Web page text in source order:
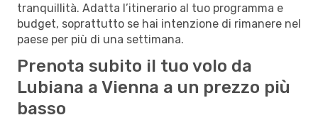
tranquillità. Adatta l’itinerario al tuo programma e
budget, soprattutto se hai intenzione di rimanere nel
paese per più di una settimana.
Prenota subito il tuo volo da
Lubiana a Vienna a un prezzo più
basso